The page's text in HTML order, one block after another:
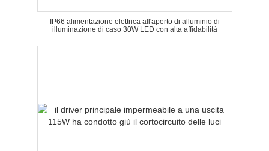
IP66 alimentazione elettrica all'aperto di alluminio di
illuminazione di caso 30W LED con alta affidabilità